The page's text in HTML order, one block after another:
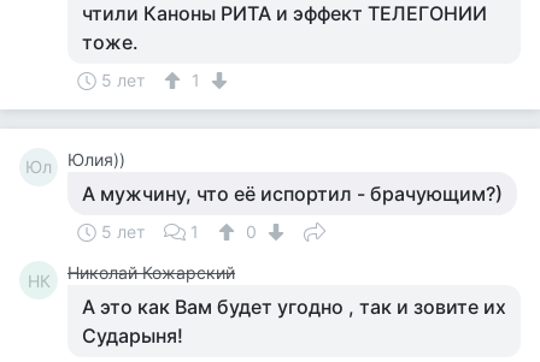
чтили Каноны РИТА и эффект ТЕЛЕГОНИИ
тоже.
5 лет 1
Юл Юлия))
А мужчину, что её испортил - брачующим?)
5 лет 1 0
НК Николай Кожарский
А это как Вам будет угодно , так и зовите их
Сударыня!